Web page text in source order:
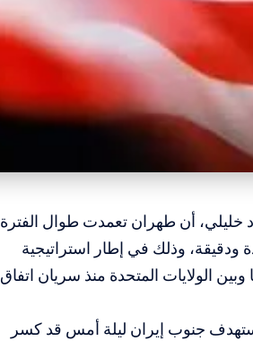
خليلي، أن طهران تعمدت طوال الفترة
وذلك في إطار استراتيجية
الولايات المتحدة منذ سريان اتفاق
جنوب إيران ليلة أمس قد كسر